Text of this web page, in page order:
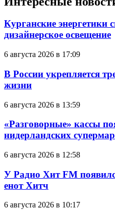
Курганские энергетики
дизайнерское освещение
6 августа 2026 в 17:09
В России укрепляется
жизни
6 августа 2026 в 13:59
«Разговорные» кассы
нидерландских
6 августа 2026 в 12:58
У Радио Хит FM
енот Хитч
6 августа 2026 в 10:17